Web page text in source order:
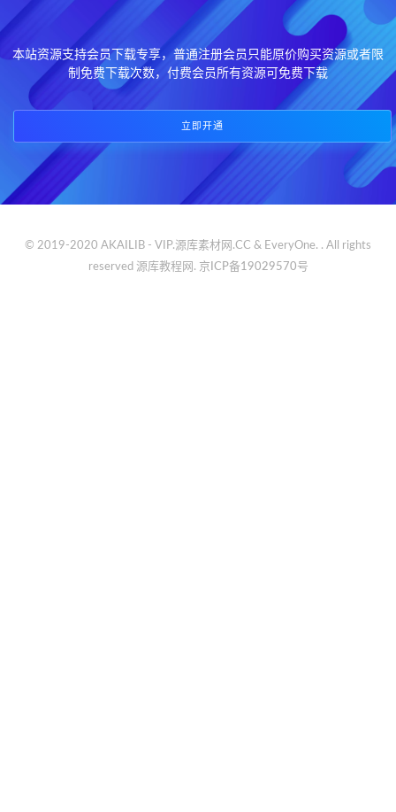
本站资源支持会员下载专享，普通注册会员只能原价购买资源或者限
制免费下载次数，付费会员所有资源可免费下载
立即开通
© 2019-2020 AKAILIB - VIP.源库素材网.CC & EveryOne. . All rights
reserved 源库教程网. 京ICP备19029570号